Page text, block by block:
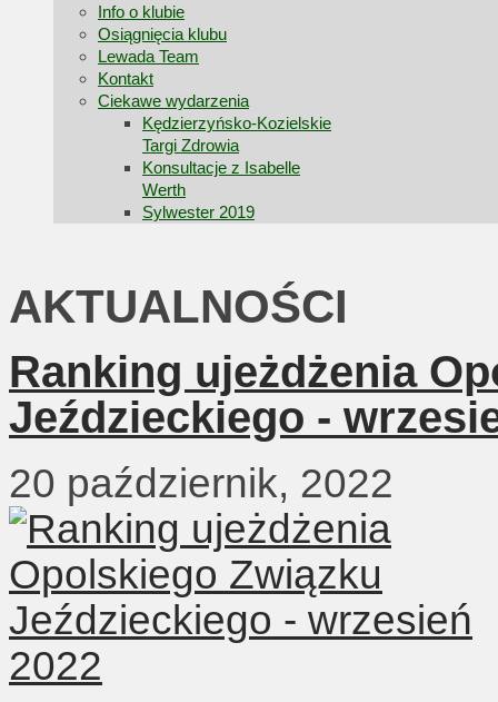
Info o klubie
Osiągnięcia klubu
Lewada Team
Kontakt
Ciekawe wydarzenia
Kędzierzyńsko-Kozielskie
Targi Zdrowia
Konsultacje z Isabelle
Werth
Sylwester 2019
AKTUALNOŚCI
Ranking ujeżdżenia
Jeździeckiego -
20 październik, 2022